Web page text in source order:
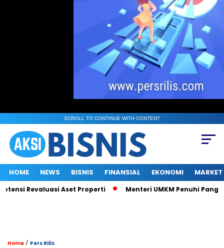
SCROLL TO CONTINUE WITH CONTENT
HOME NEWS BISNIS FINANSIAL EKONOMI MARKET
Revaluasi Aset Properti Menteri UMKM Penuhi Panggilan
Home / Pers Rilis